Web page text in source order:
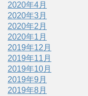
2020年4月
2020年3月
2020年2月
2020年1月
2019年12月
2019年11月
2019年10月
2019年9月
2019年8月